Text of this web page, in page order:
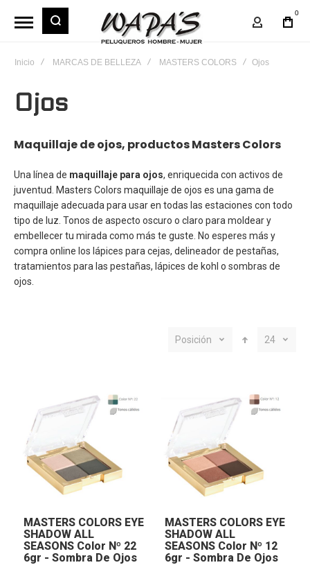
Mi
0
Inicio MARCAS DE BELLEZA MASTERS COLORS Ojos
Ojos
Maquillaje de ojos, productos Masters Colors
Una línea de maquillaje para ojos, enriquecida con activos de
juventud.
Masters Colors maquillaje de ojos es una gama de
maquillaje adecuada para usar en todas las estaciones con todo
tipo de luz. Tonos de aspecto oscuro o claro para moldear y
embellecer tu mirada como más te guste. No esperes más y
compra online los lápices para cejas, delineador de pestañas,
tratamientos para las pestañas, lápices de kohl o sombras de
ojos.
Posición 24
MASTERS COLORS EYE
SHADOW ALL
SEASONS Color Nº 22
6gr - Sombra De Ojos
MASTERS COLORS EYE
SHADOW ALL
SEASONS Color Nº 12
6gr - Sombra De Ojos